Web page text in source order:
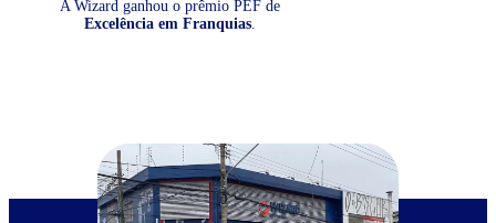
A Wizard ganhou o prêmio PEF de
Excelência em Franquias.